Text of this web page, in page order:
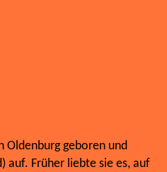
Oldenburg geboren und
auf. Früher liebte sie es, auf